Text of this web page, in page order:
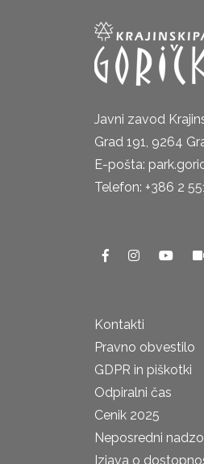
Javni zavod
Grad 191, 9264
E-pošta:
Telefon: +386 2
Kontakti
Pravno obvestilo
GDPR in piškotki
Odpiralni čas
Cenik 2025
Neposredni
Izjava o